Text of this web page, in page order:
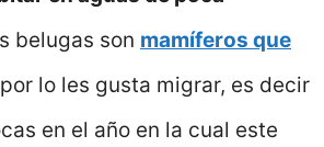
belugas son mamíferos que
por lo les gusta migrar, es decir
en el año en la cual este